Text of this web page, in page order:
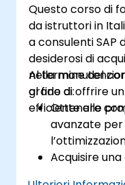
Questo corso di
da istruttori in
a consulenti SAP
desiderosi di
nella
al fine di offrire
efficiente alle
Al termine del
grado di:
Ottenere
avanzate
Acquisire